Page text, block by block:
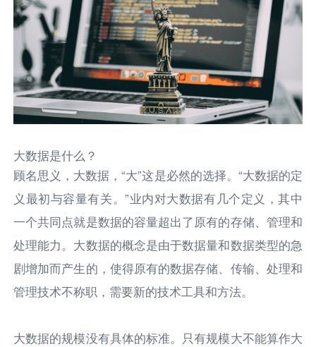
大数据是什么？
顾名思义，大数据，“大”这是必然的选择。“大数据的定
义最初与容量有关。”业内对大数据有几个定义，其中
一个共同点就是数据的容量超出了原有的存储、管理和
处理能力。大数据的概念是由于数据量和数据类型的急
剧增加而产生的，使得原有的数据存储、传输、处理和
管理技术不称职，需要新的技术工具和方法。
大数据的规模没有具体的标准。只有规模大不能算作大